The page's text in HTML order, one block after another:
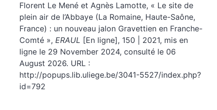
Florent Le Mené et Agnès Lamotte, « Le site de
plein air de l’Abbaye (La Romaine, Haute-Saône,
France) : un nouveau jalon Gravettien en Franche-
Comté », ERAUL [En ligne], 150 | 2021, mis en
ligne le 29 November 2024, consulté le 06
August 2026. URL :
http://popups.lib.uliege.be/3041-5527/index.php?
id=792